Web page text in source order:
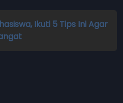
Ikuti 5 Tips Ini Agar